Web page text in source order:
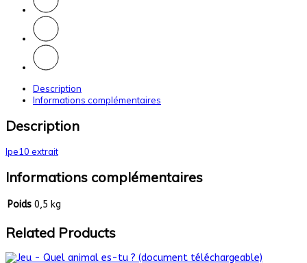
Description
Informations complémentaires
Description
lpe10 extrait
Informations complémentaires
Poids 0,5 kg
Related Products